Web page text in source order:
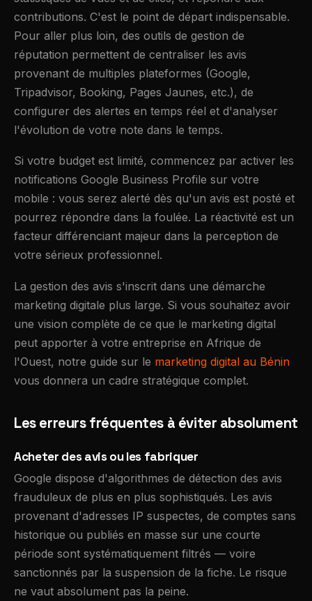
contributions. C'est le point de départ indispensable.
Pour aller plus loin, des outils de gestion de
réputation permettent de centraliser les avis
provenant de multiples plateformes (Google,
Tripadvisor, Booking, Pages Jaunes, etc.), de
configurer des alertes en temps réel et d'analyser
l'évolution de votre note dans le temps.
Si votre budget est limité, commencez par activer les
notifications Google Business Profile sur votre
mobile : vous serez alerté dès qu'un avis est posté et
pourrez répondre dans la foulée. La réactivité est un
facteur différenciant majeur dans la perception de
votre sérieux professionnel.
La gestion des avis s'inscrit dans une démarche
marketing digitale plus large. Si vous souhaitez avoir
une vision complète de ce que le marketing digital
peut apporter à votre entreprise en Afrique de
l'Ouest, notre guide sur le marketing digital au Bénin
vous donnera un cadre stratégique complet.
Les erreurs fréquentes à éviter absolument
Acheter des avis ou les fabriquer
Google dispose d'algorithmes de détection des avis
frauduleux de plus en plus sophistiqués. Les avis
provenant d'adresses IP suspectes, de comptes sans
historique ou publiés en masse sur une courte
période sont systématiquement filtrés — voire
sanctionnés par la suspension de la fiche. Le risque
ne vaut absolument pas la peine.